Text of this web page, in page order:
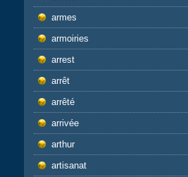
armes
armoiries
arrest
arrêt
arrêté
arrivée
arthur
artisanat